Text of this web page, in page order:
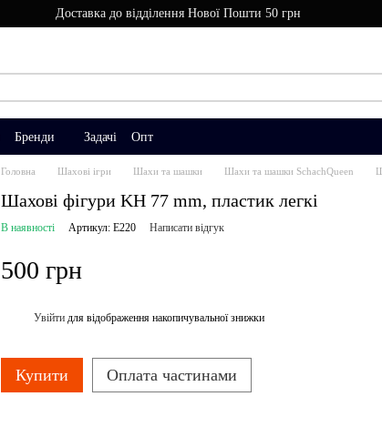
Доставка до відділення Нової Пошти 50 грн
Бренди Задачі Опт
Головна Шахові ігри Шахи та шашки Шахи та шашки SchachQueen
Шахові фігури KH 77 mm, пластик легкі
В наявності Артикул: E220 Написати відгук
500 грн
Увійти для відображення накопичувальної знижки
Купити Оплата частинами